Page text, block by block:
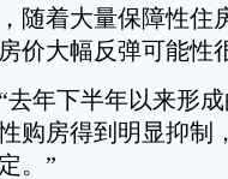
随着大量保障性住
价大幅反弹可能性
年下半年以来形成
购房得到明显抑制
。”